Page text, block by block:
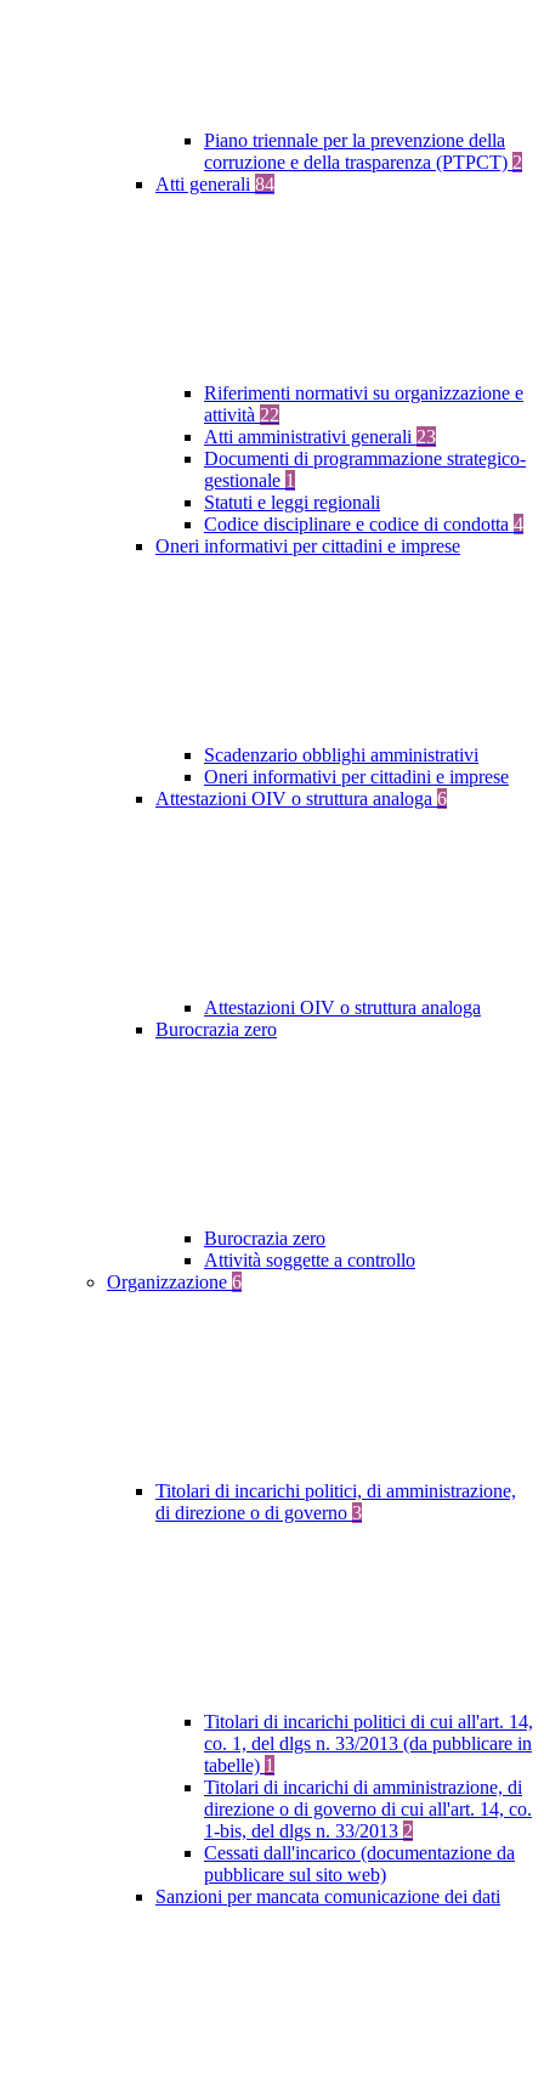
Piano triennale per la prevenzione della
corruzione e della trasparenza (PTPCT) 2
Atti generali 84
Riferimenti normativi su organizzazione e
attività 22
Atti amministrativi generali 23
Documenti di programmazione strategico-
gestionale 1
Statuti e leggi regionali
Codice disciplinare e codice di condotta 4
Oneri informativi per cittadini e imprese
Scadenzario obblighi amministrativi
Oneri informativi per cittadini e imprese
Attestazioni OIV o struttura analoga 6
Attestazioni OIV o struttura analoga
Burocrazia zero
Burocrazia zero
Attività soggette a controllo
Organizzazione 6
Titolari di incarichi politici, di amministrazione,
di direzione o di governo 3
Titolari di incarichi politici di cui all'art. 14,
co. 1, del dlgs n. 33/2013 (da pubblicare in
tabelle) 1
Titolari di incarichi di amministrazione, di
direzione o di governo di cui all'art. 14, co.
1-bis, del dlgs n. 33/2013 2
Cessati dall'incarico (documentazione da
pubblicare sul sito web)
Sanzioni per mancata comunicazione dei dati